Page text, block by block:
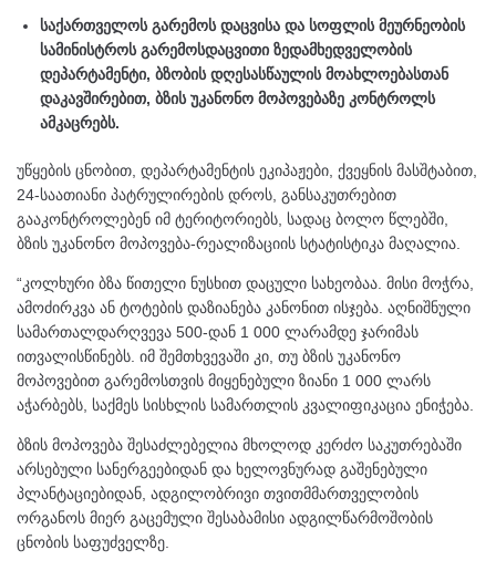
საქართველოს გარემოს დაცვისა და სოფლის მეურნეობის
სამინისტროს გარემოსდაცვითი ზედამხედველობის
დეპარტამენტი, ბზობის დღესასწაულის მოახლოებასთან
დაკავშირებით, ბზის უკანონო მოპოვებაზე კონტროლს
ამკაცრებს.
უწყების ცნობით, დეპარტამენტის ეკიპაჟები, ქვეყნის მასშტაბით,
24-საათიანი პატრულირების დროს, განსაკუთრებით
გააკონტროლებენ იმ ტერიტორიებს, სადაც ბოლო წლებში,
ბზის უკანონო მოპოვება-რეალიზაციის სტატისტიკა მაღალია.
“კოლხური ბზა წითელი ნუსხით დაცული სახეობაა. მისი მოჭრა,
ამოძირკვა ან ტოტების დაზიანება კანონით ისჯება. აღნიშნული
სამართალდარღვევა 500-დან 1 000 ლარამდე ჯარიმას
ითვალისწინებს. იმ შემთხვევაში კი, თუ ბზის უკანონო
მოპოვებით გარემოსთვის მიყენებული ზიანი 1 000 ლარს
აჭარბებს, საქმეს სისხლის სამართლის კვალიფიკაცია ენიჭება.
ბზის მოპოვება შესაძლებელია მხოლოდ კერძო საკუთრებაში
არსებული სანერგეებიდან და ხელოვნურად გაშენებული
პლანტაციებიდან, ადგილობრივი თვითმმართველობის
ორგანოს მიერ გაცემული შესაბამისი ადგილწარმოშობის
ცნობის საფუძველზე.